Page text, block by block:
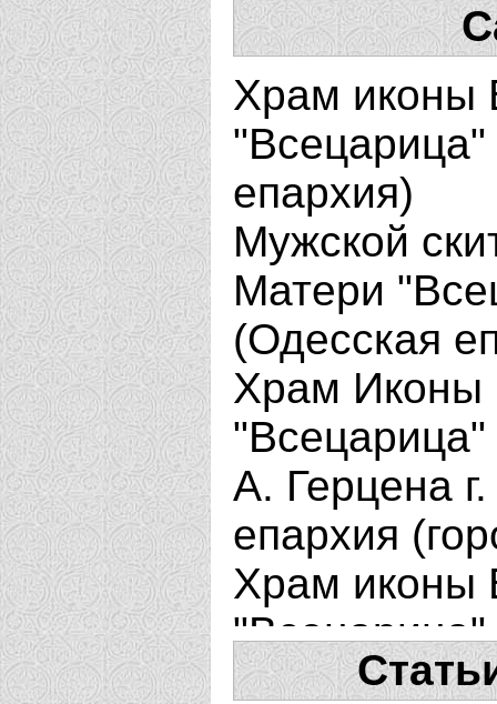
Храм иконы
"Всецарица"
епархия)
Мужской
Матери
(Одесская
Храм Иконы
А. Герцена
епархия
Храм иконы
"Всецарица"